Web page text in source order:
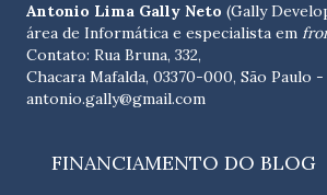
Antonio Lima Gally Neto (Gally
área de Informática e especialista em
Contato: Rua Bruna, 332,
Chacara Mafalda, 03370-000, São Paulo -
antonio.gally@gmail.com
FINANCIAMENTO DO BLOG